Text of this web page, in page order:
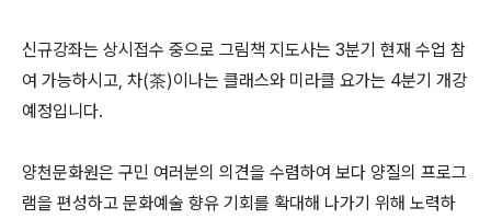
신규강좌는 상시접수 중으로 그림책 지도사는 3분기 현재 수업 참
여 가능하시고, 차(茶)이나는 클래스와 미라클 요가는 4분기 개강
예정입니다.
양천문화원은 구민 여러분의 의견을 수렴하여 보다 양질의 프로그
램을 편성하고 문화예술 향유 기회를 확대해 나가기 위해 노력하